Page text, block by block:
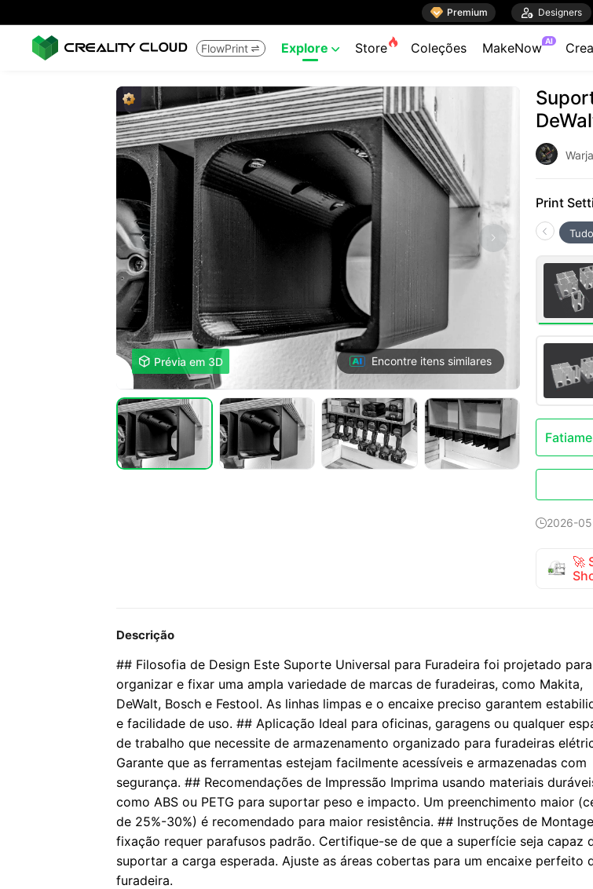
 Premium  Designers
FlowPrint  Explore  Store Coleções MakeNow AI
 Prévia em 3D Encontre itens similares
Print
Tudo
2026-
🚀
Descrição
## Filosofia de Design Este Suporte Universal para Furadeira foi projetado para
organizar e fixar uma ampla variedade de marcas de furadeiras, como Makita,
DeWalt, Bosch e Festool. As linhas limpas e o encaixe preciso garantem
e facilidade de uso. ## Aplicação Ideal para oficinas, garagens ou qualquer
de trabalho que necessite de armazenamento organizado para furadeiras
Garante que as ferramentas estejam facilmente acessíveis e armazenadas com
segurança. ## Recomendações de Impressão Imprima usando materiais
como ABS ou PETG para suportar peso e impacto. Um preenchimento maior
de 25%-30%) é recomendado para maior resistência. ## Instruções de
fixação requer parafusos padrão. Certifique-se de que a superfície seja capaz
suportar a carga esperada. Ajuste as áreas cobertas para um encaixe perfeito
furadeira.